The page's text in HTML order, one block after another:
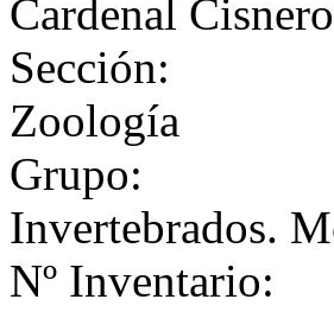
Cardenal
Sección:
Zoología
Grupo:
Invertebrados.
Nº Inventario: